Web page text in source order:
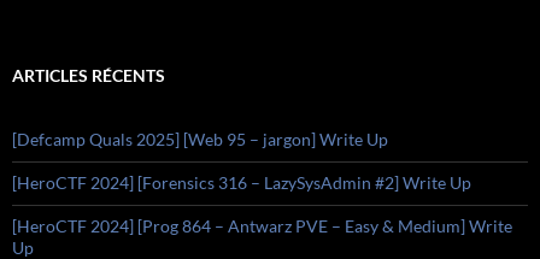
ARTICLES RÉCENTS
[Defcamp Quals 2025] [Web 95 – jargon] Write Up
[HeroCTF 2024] [Forensics 316 – LazySysAdmin #2] Write Up
[HeroCTF 2024] [Prog 864 – Antwarz PVE – Easy & Medium] Write
Up